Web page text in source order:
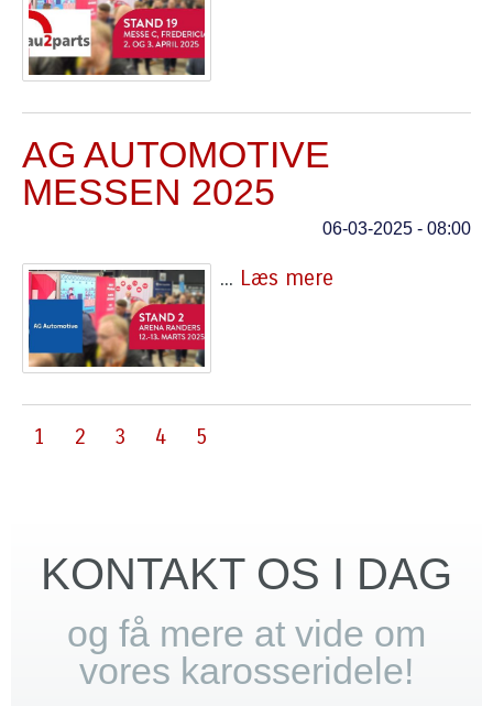
AG AUTOMOTIVE
MESSEN 2025
06-03-2025 - 08:00
... Læs mere
1 2 3 4 5
KONTAKT OS I DAG
og få mere at vide om
vores karosseridele!